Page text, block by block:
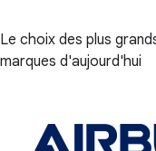
Le choix des plus
marques d'aujourd'hui